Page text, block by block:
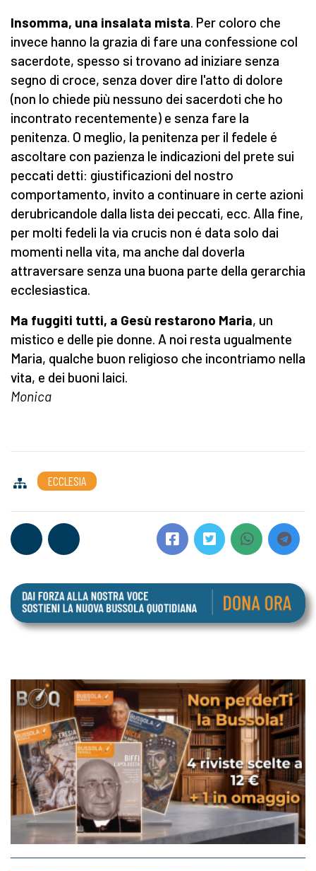
Insomma, una insalata mista. Per coloro che
invece hanno la grazia di fare una confessione col
sacerdote, spesso si trovano ad iniziare senza
segno di croce, senza dover dire l'atto di dolore
(non lo chiede più nessuno dei sacerdoti che ho
incontrato recentemente) e senza fare la
penitenza. O meglio, la penitenza per il fedele é
ascoltare con pazienza le indicazioni del prete sui
peccati detti: giustificazioni del nostro
comportamento, invito a continuare in certe azioni
derubricandole dalla lista dei peccati, ecc. Alla fine,
per molti fedeli la via crucis non é data solo dai
momenti nella vita, ma anche dal doverla
attraversare senza una buona parte della gerarchia
ecclesiastica.
Ma fuggiti tutti, a Gesù restarono Maria, un
mistico e delle pie donne. A noi resta ugualmente
Maria, qualche buon religioso che incontriamo nella
vita, e dei buoni laici.
Monica
ECCLESIA